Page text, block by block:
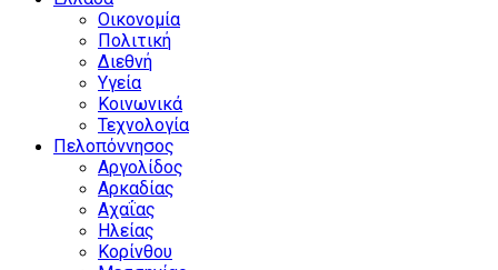
Οικονομία
Πολιτική
Διεθνή
Υγεία
Κοινωνικά
Τεχνολογία
Πελοπόννησος
Αργολίδος
Αρκαδίας
Αχαΐας
Ηλείας
Κορίνθου